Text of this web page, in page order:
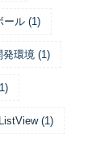
ール (1)
発環境 (1)
1)
ListView (1)